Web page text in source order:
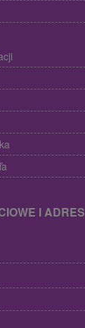
I ADRES